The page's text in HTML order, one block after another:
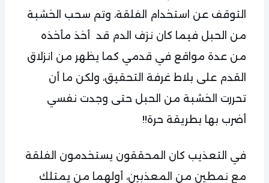
التوقف عن استخدام الفلقة، وتم سحب الخشبة
من الحبل فيما كان نزف الدم قد أخذ مأخذه
من عدة مواقع في قدمي كما يظهر من انزلاق
القدم على بلاط غرفة التحقيق، ولكن ما أن
تحررت الخشبة من الحبل حتى وجدت نفسي
أضرب بها بطريقة حرة!!
في التعذيب كان المحققون يستخدمون الفلقة
مع نمطين من المعذبين، أولهما من يمتلك